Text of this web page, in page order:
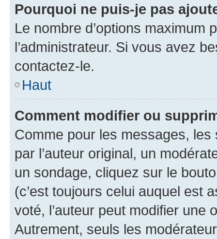
Pourquoi ne puis-je pas
Le nombre d’options maximum
l’administrateur. Si vous avez
contactez-le.
Haut
Comment modifier ou
Comme pour les messages,
par l’auteur original, un
un sondage, cliquez sur le
(c’est toujours celui auquel est
voté, l’auteur peut modifier une
Autrement, seuls les